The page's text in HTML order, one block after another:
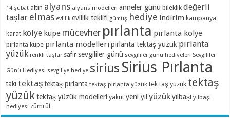
14 şubat altın alyans alyans modelleri anneler günü bileklik değerli
taşlar elmas evlilik evlilik teklifi gümüş hediye indirim kampanya
karat kolye küpe mücevher pırlanta pırlanta kolye
pırlanta küpe pırlanta modelleri pırlanta tektaş yüzük pırlanta
yüzük renkli taşlar safir sevgililer günü sevgililer günü hediyeleri Sevgililer
Günü Hediyesi sevgiliye hediye siriusSirius Pırlanta
takı tektaş tektaş pırlanta tektaş pırlanta yüzük tek taş yüzük tektaş
yüzük tektaş yüzük modelleri yakut yeni yıl yüzük yılbaşı yılbaşı
hediyesi zümrüt